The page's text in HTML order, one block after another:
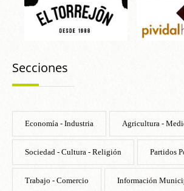
Secciones
Economía - Industria Agricultura -
Sociedad - Cultura - Religión Partidos
Trabajo - Comercio Información